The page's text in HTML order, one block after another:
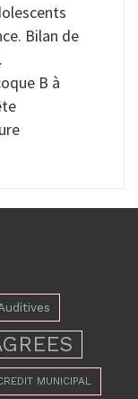
Bilan de
B à
MUNICIPAL